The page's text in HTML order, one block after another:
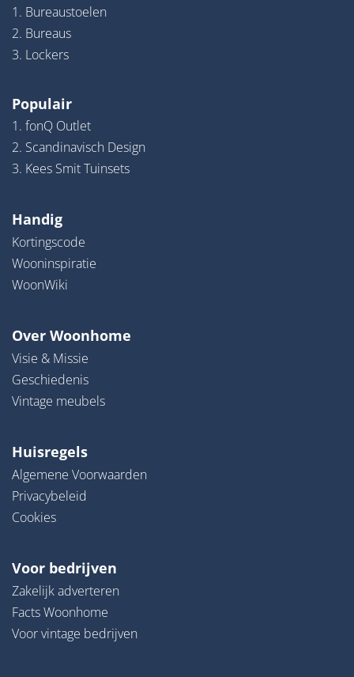
1. Bureaustoelen
2. Bureaus
3. Lockers
Populair
1. fonQ Outlet
2. Scandinavisch Design
3. Kees Smit Tuinsets
Handig
Kortingscode
Wooninspiratie
WoonWiki
Over Woonhome
Visie & Missie
Geschiedenis
Vintage meubels
Huisregels
Algemene Voorwaarden
Privacybeleid
Cookies
Voor bedrijven
Zakelijk adverteren
Facts Woonhome
Voor vintage bedrijven